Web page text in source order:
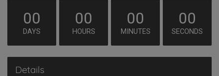
00
DAYS
00
HOURS
00
MINUTES
00
SECONDS
Details